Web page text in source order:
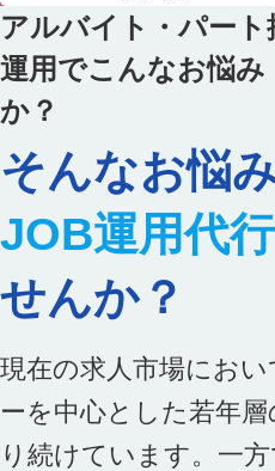
アルバイト・パー
運用でこんなお悩
か？
そんなお悩み
JOB運用代行
せんか？
現在の求人市場にお
ーを中心とした若年
り続けています。一